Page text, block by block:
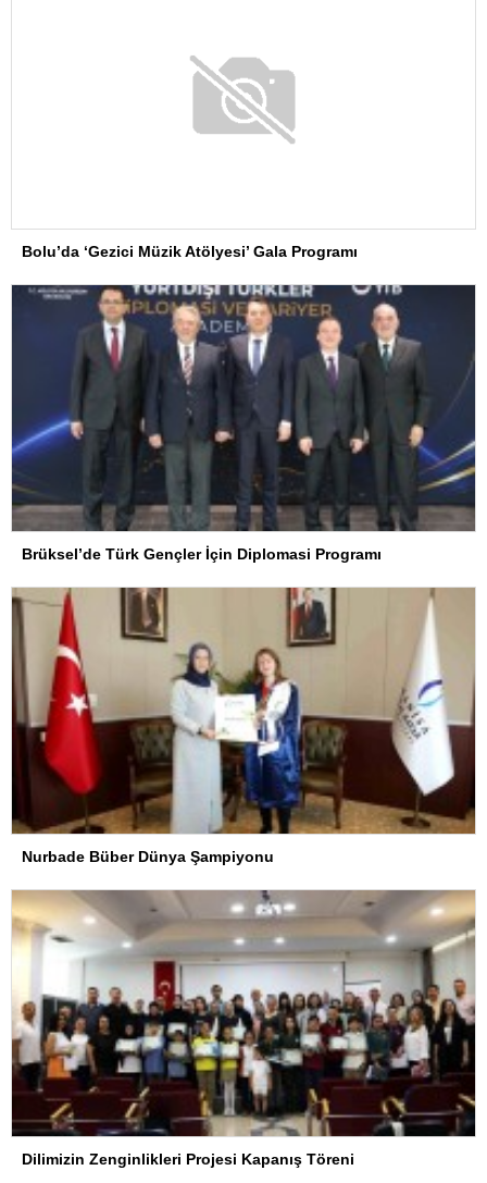
Bolu’da ‘Gezici Müzik Atölyesi’ Gala Programı
Brüksel’de Türk Gençler İçin Diplomasi Programı
Nurbade Büber Dünya Şampiyonu
Dilimizin Zenginlikleri Projesi Kapanış Töreni